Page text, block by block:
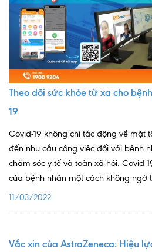
Chẩn đoán hình ảnh
Nội soi tiêu hóa
Các gói khám sức khỏe
Gói khám sức khỏe cá nhân
Dịch vụ ưu đãi đặc biệt
Bác sĩ online - Tư vấn từ xa
Bác sĩ gia đình chăm sóc y tế 24/7
Dịch vụ Y tế Cơ quan – MEDI-
Theo dõi sức khỏe từ xa cho
19
Covid-19 không chỉ tác động về mặt
đến nhu cầu công việc đối với bệnh
chăm sóc y tế và toàn xã hội. Covid-
của bệnh nhân một cách không ngờ
11/03/2022
Vắc xin của AstraZeneca: Hiệu